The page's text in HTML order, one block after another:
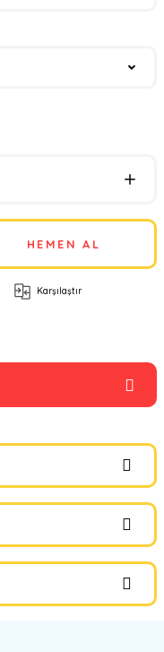
HEMEN AL
Karşılaştır
yapın!